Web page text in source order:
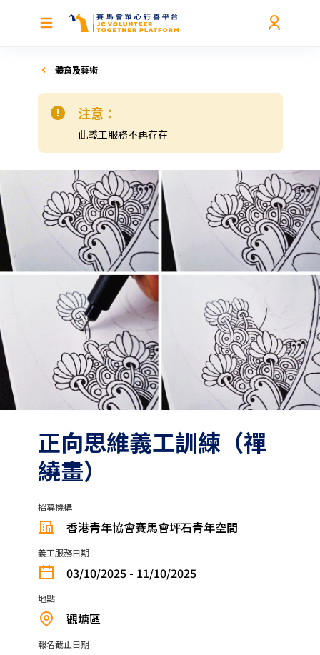
體育及藝術
注意：
此義工服務不再存在
正向思維義工訓練（禪
繞畫）
招募機構
香港青年協會賽馬會坪石青年空間
義工服務日期
03/10/2025 - 11/10/2025
地點
觀塘區
報名截止日期